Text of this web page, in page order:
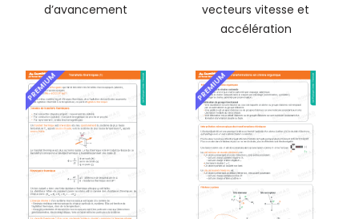
d’avancement
vecteurs vitesse et
accélération
PREMIUM PREMIUM